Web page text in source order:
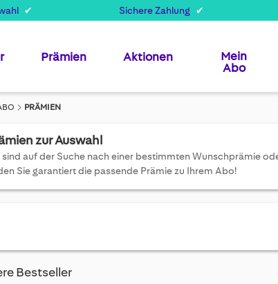
Sichere Zahlung
Prämien Aktionen
Mein
Abo
PRÄMIEN
zur Auswahl
sind auf der Suche nach einer bestimmten Wunschprämie
Sie garantiert die passende Prämie zu Ihrem Abo!
Bestseller